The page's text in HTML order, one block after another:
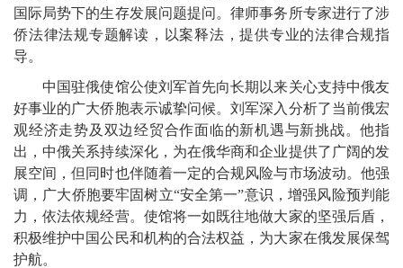
国际局势下的生存发展问题提问。律师事务所专家进行了涉
侨法律法规专题解读，以案释法，提供专业的法律合规指
导。
中国驻俄使馆公使刘军首先向长期以来关心支持中俄友
好事业的广大侨胞表示诚挚问候。刘军深入分析了当前俄宏
观经济走势及双边经贸合作面临的新机遇与新挑战。他指
出，中俄关系持续深化，为在俄华商和企业提供了广阔的发
展空间，但同时也伴随着一定的合规风险与市场波动。他强
调，广大侨胞要牢固树立“安全第一”意识，增强风险预判能
力，依法依规经营。使馆将一如既往地做大家的坚强后盾，
积极维护中国公民和机构的合法权益，为大家在俄发展保驾
护航。